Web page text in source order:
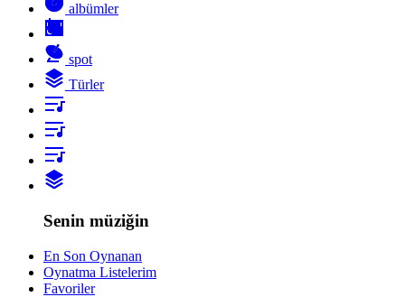
albümler
spot
Türler
Senin müziğin
En Son Oynanan
Oynatma Listelerim
Favoriler